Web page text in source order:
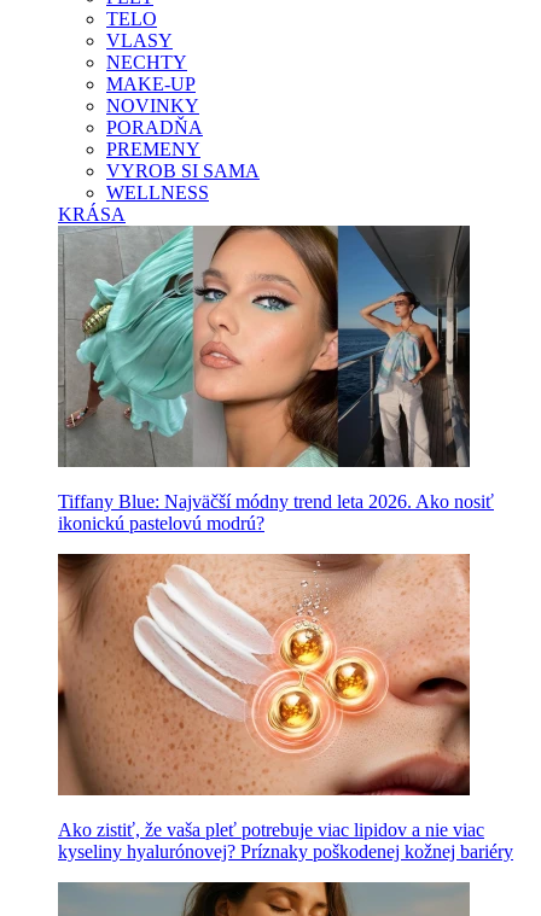
TELO
VLASY
NECHTY
MAKE-UP
NOVINKY
PORADŇA
PREMENY
VYROB SI SAMA
WELLNESS
KRÁSA
Tiffany Blue: Najväčší módny trend leta 2026. Ako nosiť
ikonickú pastelovú modrú?
Ako zistiť, že vaša pleť potrebuje viac lipidov a nie viac
kyseliny hyalurónovej? Príznaky poškodenej kožnej bariéry